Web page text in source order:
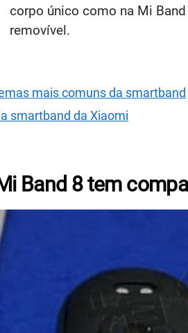
corpo único como na Mi
removível.
mais comuns da smartband
smartband da Xiaomi
Band 8 tem